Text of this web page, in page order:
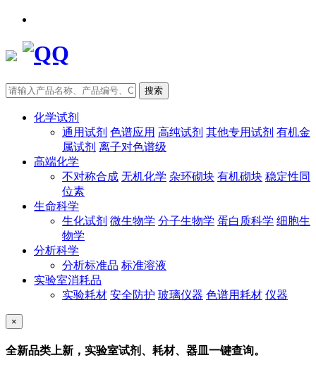
搜索
化学试剂
通用试剂 色谱应用 高纯试剂 其他专用试剂 有机金
属试剂 离子对色谱级
高端化学
不对称合成 无机化学 杂环砌块 有机砌块 稳定性同
位素
生命科学
生化试剂 微生物学 分子生物学 蛋白质科学 细胞生
物学
分析科学
分析标准品 标准溶液
实验室消耗品
实验耗材 安全防护 玻璃仪器 色谱用耗材 仪器
×
全新品类上新，实验室试剂、耗材、器皿一键查询。